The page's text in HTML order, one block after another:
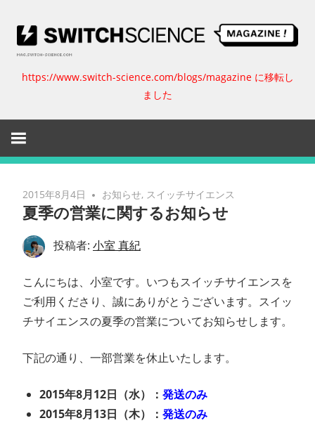
ッ
ス
イ
ッ
チ
サ
エ
ン
ス
マ
https://www.switch-science.com/blogs/magazine に移転し
ました
2015年8月4日 お知らせ, スイッチサイエンス
夏季の営業に関するお知らせ
投稿者: 小室 真紀
こんにちは、小室です。いつもスイッチサイエンスを
ご利用くださり、誠にありがとうございます。スイッ
チサイエンスの夏季の営業についてお知らせします。
下記の通り、一部営業を休止いたします。
2015年8月12日（水）： 発送のみ
2015年8月13日（木）： 発送のみ